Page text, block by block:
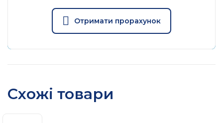
Отримати прорахунок
Схожі товари